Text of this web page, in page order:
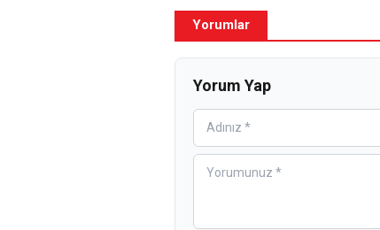
Yorumlar
Yorum Yap